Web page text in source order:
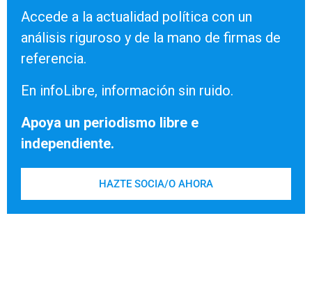
Accede a la actualidad política con un
análisis riguroso y de la mano de firmas de
referencia.
En infoLibre, información sin ruido.
Apoya un periodismo libre e
independiente.
HAZTE SOCIA/O AHORA